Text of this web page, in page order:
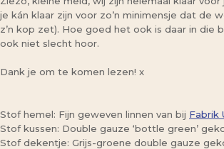
je kán klaar zijn voor zo’n minimensje dat de
z’n kop zet). Hoe goed het ook is daar in die
ook niet slecht hoor.
Dank je om te komen lezen! x
Stof hemel: Fijn geweven linnen van bij Fabrik
Stof kussen: Double gauze ‘bottle green’
Stof dekentje: Grijs-groene double gauze